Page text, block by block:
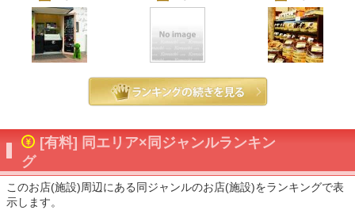
[有料] 同エリア×同ジャンルランキン
グ
このお店(施設)周辺にある同ジャンルのお店(施設)をランキングで表
示します。